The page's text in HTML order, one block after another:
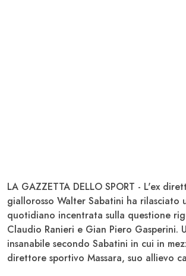
LA GAZZETTA DELLO SPORT - L'ex
giallorosso Walter Sabatini ha rilasciato
quotidiano incentrata sulla questione
Claudio Ranieri e Gian Piero Gasperini.
insanabile secondo Sabatini in cui in
direttore sportivo Massara, suo allievo